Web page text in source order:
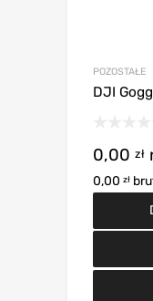
POZOSTAŁE
DJI
0,00 zł
0,00 zł